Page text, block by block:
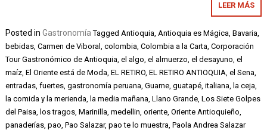
LEER MÁS
Posted inGastronomía TaggedAntioquia,Antioquia es Mágica,Bavaria,
bebidas,Carmen de Viboral,colombia,Colombia a la Carta,Corporación
Tour Gastronómico de Antioquia,el algo,el almuerzo,el desayuno,el
maíz,El Oriente está de Moda,EL RETIRO,EL RETIRO ANTIOQUIA,el Sena,
entradas,fuertes,gastronomía peruana,Guarne,guatapé,italiana, la ceja,
la comida y la merienda, la media mañana,Llano Grande,Los Siete Golpes
del Paisa, los tragos,Marinilla,medellin,oriente,Oriente Antioquieño,
panaderías,pao,Pao Salazar,pao te lo muestra,Paola Andrea Salazar